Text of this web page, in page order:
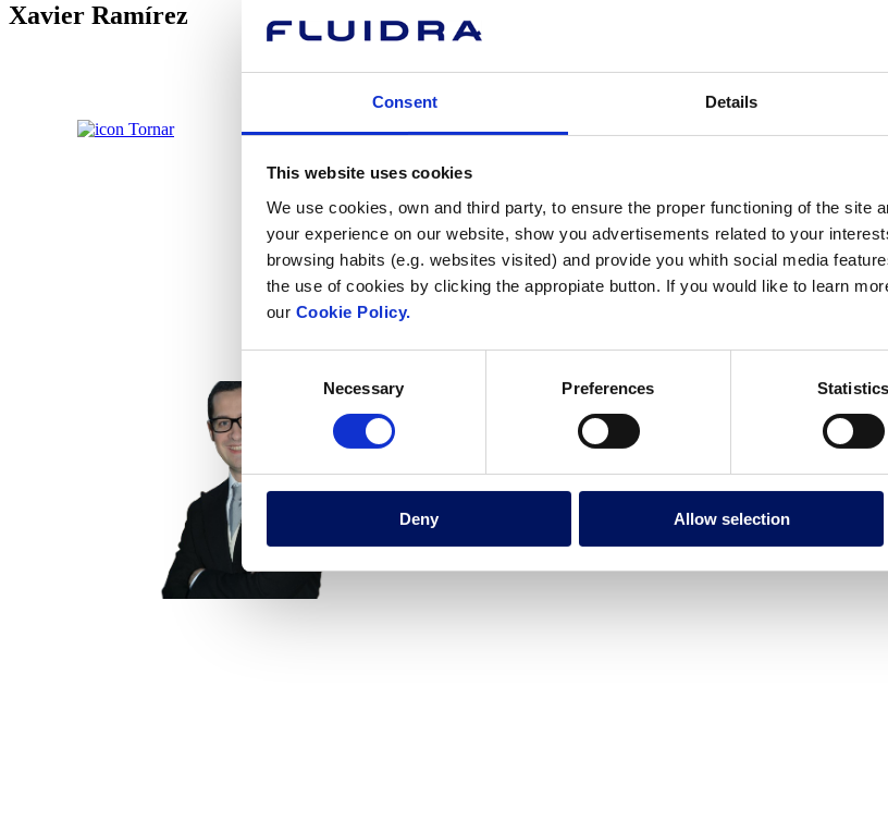
Consent Details
This website uses cookies
We use cookies, own and third party, to ensure the proper functioning of the site
your experience on our website, show you advertisements related to your
browsing habits (e.g. websites visited) and provide you whith social media
the use of cookies by clicking the appropiate button. If you would like to learn
our Cookie Policy.
Selection
Necessary Preferences Statistics
Deny Allow selection
Xavier Ramírez
Tornar
Xavier Ramírez